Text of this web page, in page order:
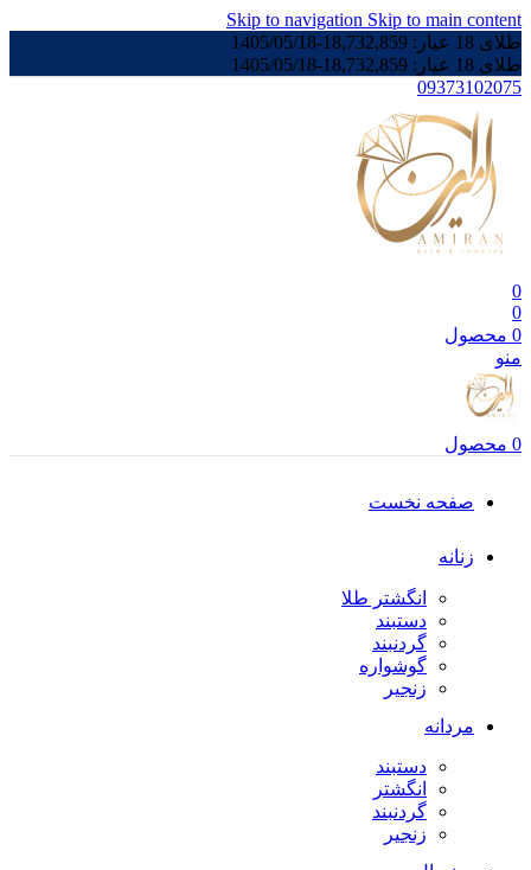
Skip to navigation Skip to main content
طلای 18 عیار:
18,732,859
-
1405/05/18
طلای 18 عیار:
18,732,859
-
1405/05/18
09373102075
0
0
0 محصول
منو
0 محصول
صفحه نخست
زنانه
انگشتر طلا
دستبند
گردنبند
گوشواره
زنجیر
مردانه
دستبند
انگشتر
گردنبند
زنجیر